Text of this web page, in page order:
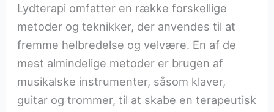
Lydterapi omfatter en række forskellige
metoder og teknikker, der anvendes til at
fremme helbredelse og velvære. En af de
mest almindelige metoder er brugen af
musikalske instrumenter, såsom klaver,
guitar og trommer, til at skabe en terapeutisk